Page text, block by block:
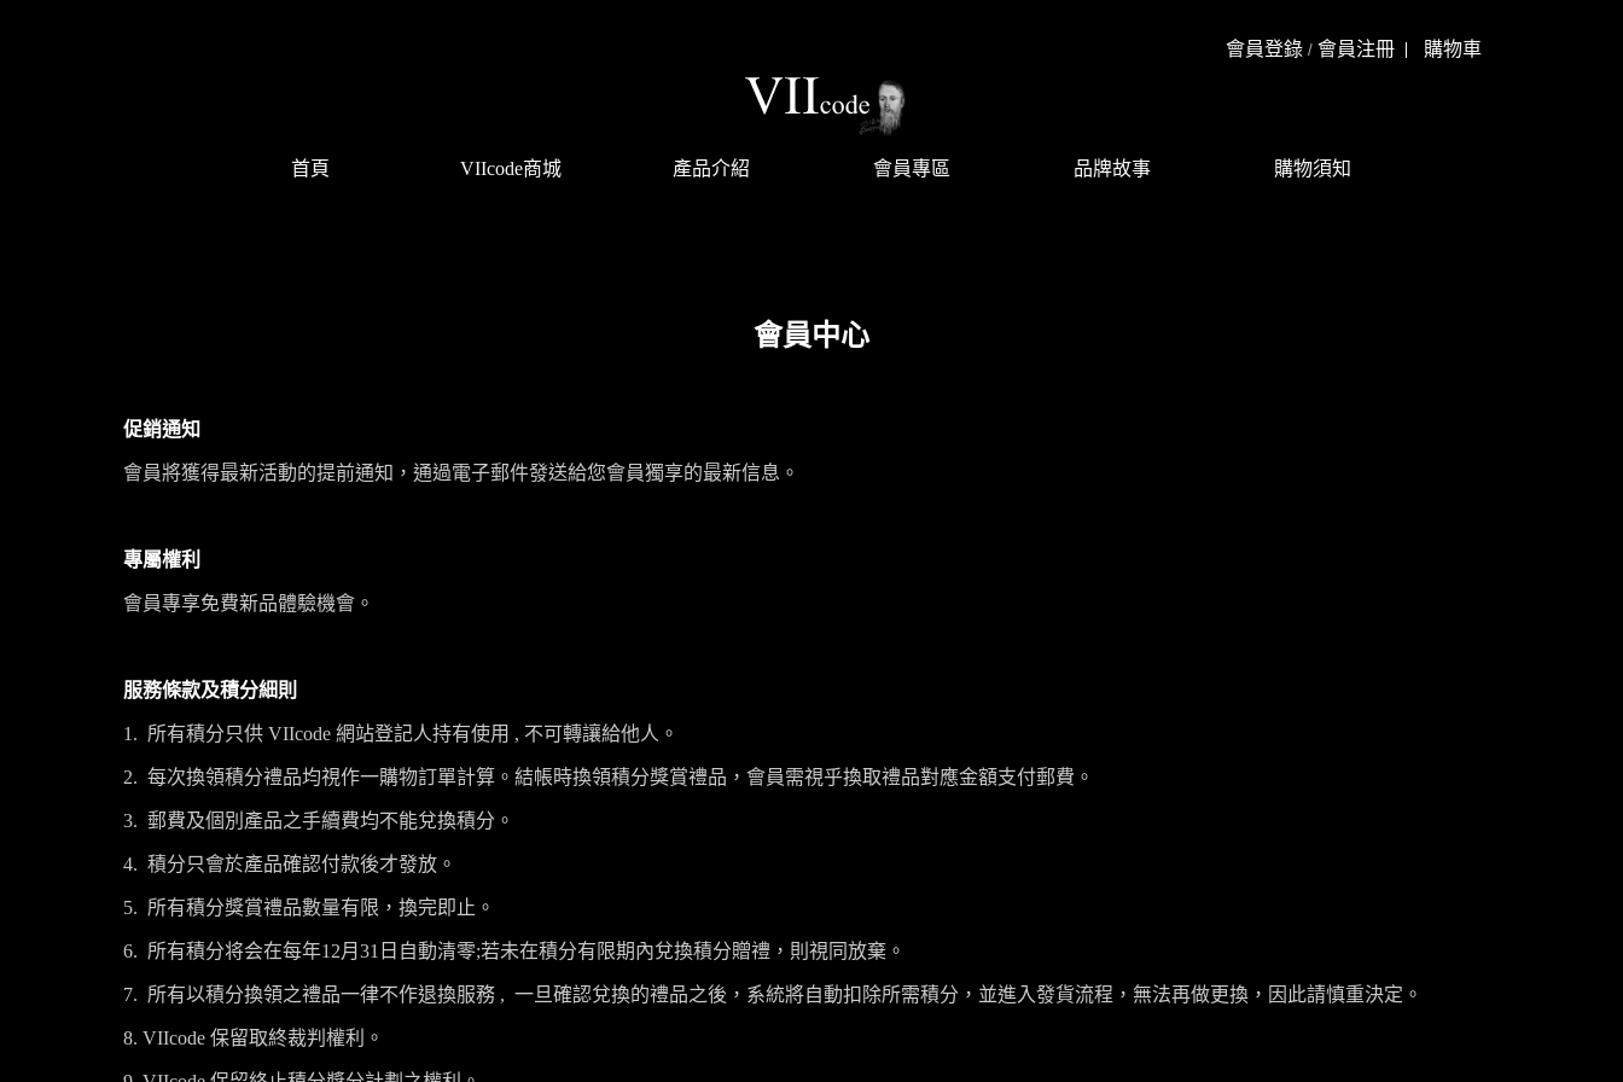
會員登錄 / 會員注冊 購物車
首頁 VIIcode商城 產品介紹 會員專區 品牌故事 購物須知
會員中心
促銷通知
會員將獲得最新活動的提前通知，通過電子郵件發送給您會員獨享的最新信息。
專屬權利
會員專享免費新品體驗機會。
服務條款及積分細則
1. 所有積分只供 VIIcode 網站登記人持有使用 , 不可轉讓給他人。
2. 每次換領積分禮品均視作一購物訂單計算。結帳時換領積分獎賞禮品，會員需視乎換取禮品對應金額支付郵費。
3. 郵費及個別產品之手續費均不能兌換積分。
4. 積分只會於產品確認付款後才發放。
5. 所有積分獎賞禮品數量有限，換完即止。
6. 所有積分将会在每年12月31日自動清零;若未在積分有限期內兌換積分贈禮，則視同放棄。
7. 所有以積分換領之禮品一律不作退換服務 , 一旦確認兌換的禮品之後，系統將自動扣除所需積分，並進入發貨流程，無法再做更換，因此請慎重決定。
8. VIIcode 保留取終裁判權利。